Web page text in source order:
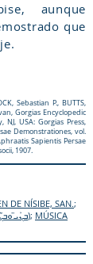
aunque
que
Sebastian P., BUTTS,
Gorgias Encyclopedic
NJ, USA: Gorgias Press,
Demonstrationes, vol.
Sapientis Persae
1907.
DE NÍSIBE, SAN.;
HIJOS E HIJAS DE LA ALIANZA (ܒܢܰܝ̈ ܘܒ̈ܢܳܬ݂ ܩܝܳܡܳܐ); MÚSICA